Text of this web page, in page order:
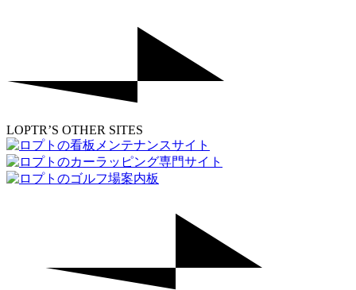
LOPTR’S OTHER SITES